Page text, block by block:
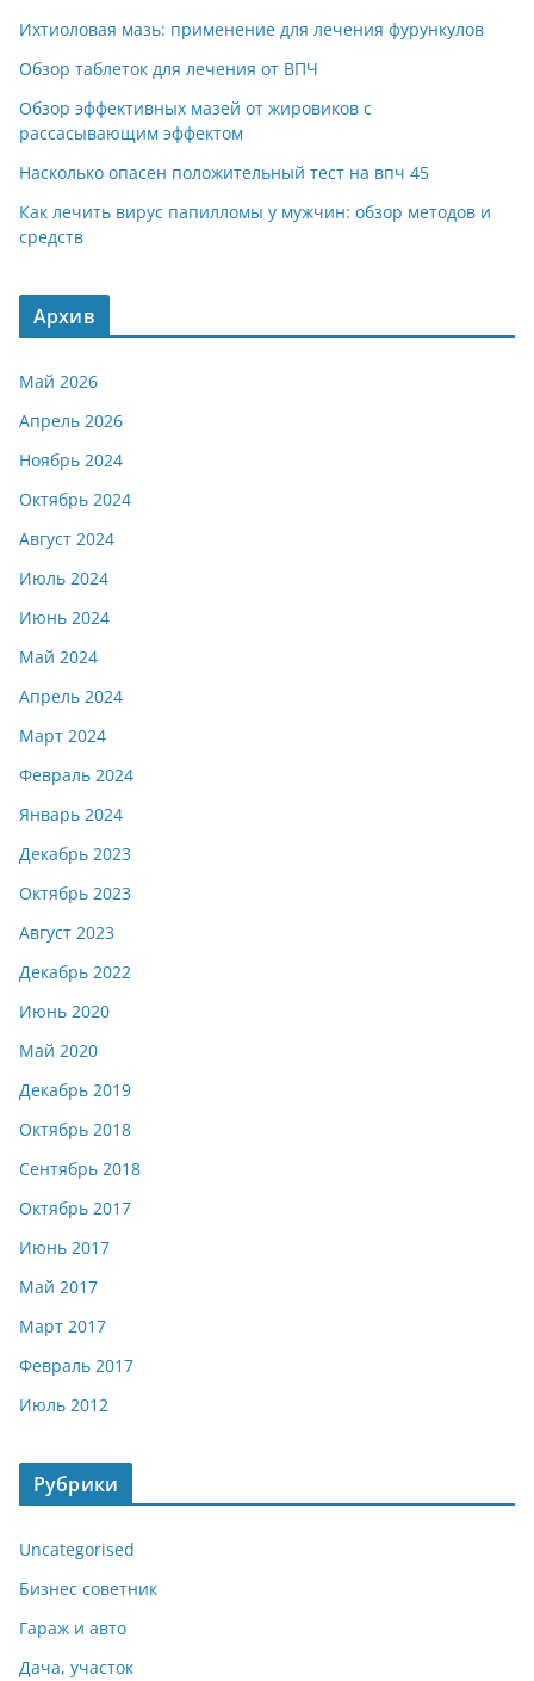
Ихтиоловая мазь: применение для лечения фурункулов
Обзор таблеток для лечения от ВПЧ
Обзор эффективных мазей от жировиков с
рассасывающим эффектом
Насколько опасен положительный тест на впч 45
Как лечить вирус папилломы у мужчин: обзор методов и
средств
Архив
Май 2026
Апрель 2026
Ноябрь 2024
Октябрь 2024
Август 2024
Июль 2024
Июнь 2024
Май 2024
Апрель 2024
Март 2024
Февраль 2024
Январь 2024
Декабрь 2023
Октябрь 2023
Август 2023
Декабрь 2022
Июнь 2020
Май 2020
Декабрь 2019
Октябрь 2018
Сентябрь 2018
Октябрь 2017
Июнь 2017
Май 2017
Март 2017
Февраль 2017
Июль 2012
Рубрики
Uncategorised
Бизнес советник
Гараж и авто
Дача, участок